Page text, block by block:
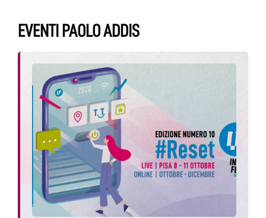
EVENTI PAOLO ADDIS